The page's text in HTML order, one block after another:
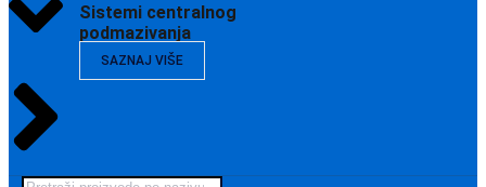
Sistemi centralnog
podmazivanja
SAZNAJ VIŠE